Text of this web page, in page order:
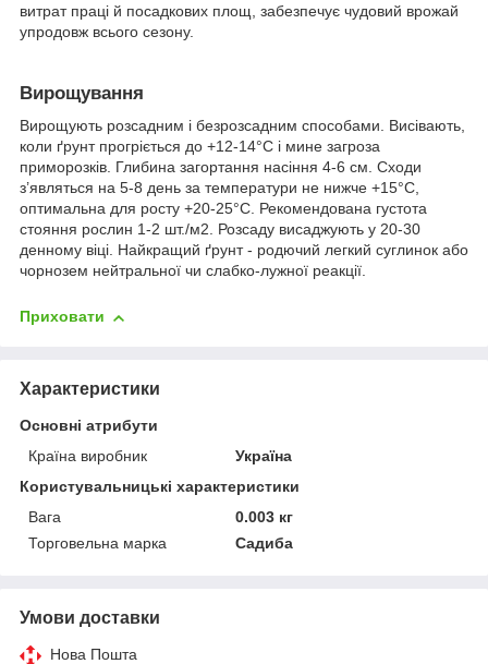
витрат праці й посадкових площ, забезпечує чудовий врожай
упродовж всього сезону.
Вирощування
Вирощують розсадним і безрозсадним способами. Висівають,
коли ґрунт прогріється до +12-14°С і мине загроза
приморозків. Глибина загортання насіння 4-6 см. Сходи
з’являться на 5-8 день за температури не нижче +15°С,
оптимальна для росту +20-25°С. Рекомендована густота
стояння рослин 1-2 шт./м2. Розсаду висаджують у 20-30
денному віці. Найкращий ґрунт - родючий легкий суглинок або
чорнозем нейтральної чи слабко-лужної реакції.
Приховати
Характеристики
Основні атрибути
Країна виробник
Україна
Користувальницькі характеристики
Вага
0.003 кг
Торговельна марка
Садиба
Умови доставки
Нова Пошта